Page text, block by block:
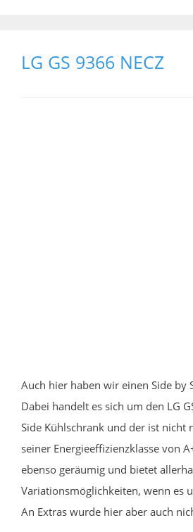
LG GS 9366 NECZ
Auch hier haben wir einen Side by
Dabei handelt es sich um den LG
Side Kühlschrank und der ist nicht
seiner Energieeffizienzklasse von
ebenso geräumig und bietet
Variationsmöglichkeiten, wenn es
An Extras wurde hier aber auch